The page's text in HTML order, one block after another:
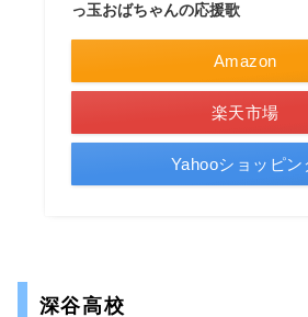
っ玉おばちゃんの応援歌
Amazon
楽天市場
Yahooショッピン
深谷高校